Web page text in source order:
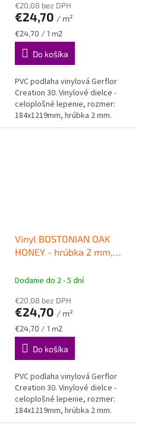
€20,08 bez DPH
€24,70 / m²
Jednotková
cena:
€24,70 / 1 m2
Do košíka
PVC podlaha vinylová Gerflor
Creation 30. Vinylové dielce -
celoplošné lepenie, rozmer:
184x1219mm, hrúbka 2 mm.
Vinyl BOSTONIAN OAK
HONEY - hrúbka 2 mm,
VINYLOVÉ PODLAHY
Dodanie do 2 - 5 dní
€20,08 bez DPH
€24,70 / m²
Jednotková
cena:
€24,70 / 1 m2
Do košíka
PVC podlaha vinylová Gerflor
Creation 30. Vinylové dielce -
celoplošné lepenie, rozmer:
184x1219mm, hrúbka 2 mm.